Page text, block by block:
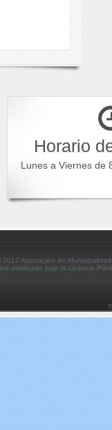
Horario
Lunes a Viernes
2012 Asociación de
publicado bajo la Licencia